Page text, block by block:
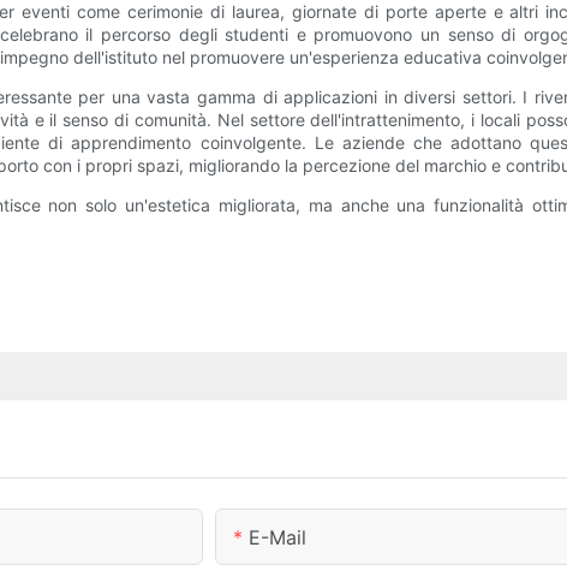
eventi come cerimonie di laurea, giornate di porte aperte e altri
il percorso degli studenti e promuovono un senso di
dell'istituto nel promuovere un'esperienza educativa
per una vasta gamma di applicazioni in diversi settori. I
e il senso di comunità. Nel settore dell'intrattenimento, i locali
di apprendimento coinvolgente. Le aziende che adottano
con i propri spazi, migliorando la percezione del marchio e
non solo un'estetica migliorata, ma anche una funzionalità
E-Mail